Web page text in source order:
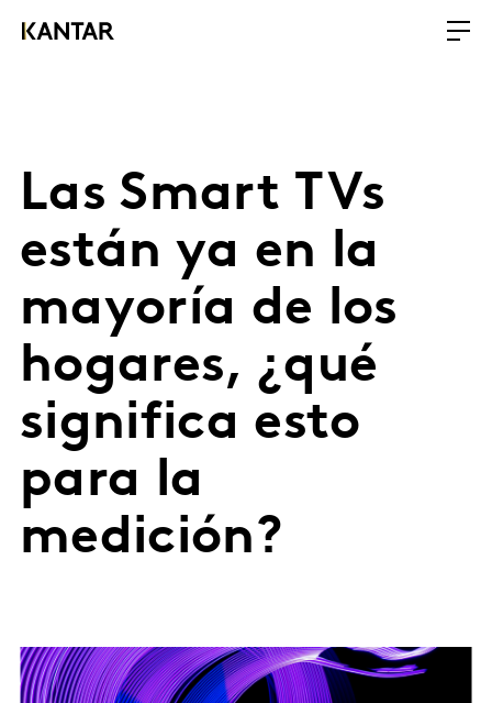
Las Smart TVs
están ya en la
mayoría de los
hogares, ¿qué
significa esto
para la
medición?